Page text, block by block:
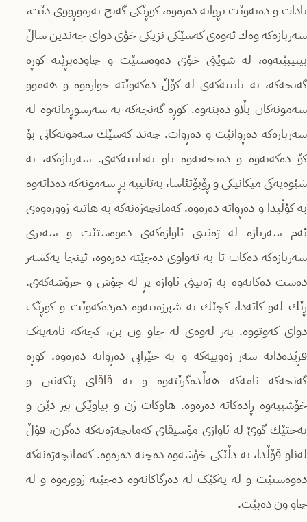
نادات و دەیەوێت بڕواتە دەرەوە، کوڕێکی گەنج بەرەوڕووی دێت،
سەربازەکە وەك ئەوەی کەسێكی نزیکی خۆی دوای چەندین ساڵ
بینیبێتەوە، لە شوێنی خۆی دەوەستێت و چاودەبڕێتە کوڕە
گەنجەکە، بە تانییەکەی لە کۆڵ دەکەوێتە خوارەوە و هەموو
سەمونەکان بڵاو دەبنەوە. کوڕە گەنجەکە بە سەرسوڕمانەوە لە
سەربازەکە دەڕوانێت و دەڕوات. چەند کەسێك سەمونەکانی بۆ
کۆ دەکەنەوە و دەیخەنەوە ناو بەتانییەکەی. سەربازەکە، بە
شێوەیەکی میکانیکی و ڕۆبۆتئاسا، بەتانییە پڕ سەمونەکە دەداتەوە
بە کۆڵیدا و دەڕواتە دەرەوە. کەمانچەژەنەکە بە هاتنە ژوورەوەی
ئەم سەربازە لە ژەنینی ئاوازەکەی دەوەستێت و سەیری
سەربازەکە دەکات تا بە تەواوی دەچێتە دەرەوە، ئینجا یه‌کسه‌ر
دەست دەکاتەوە بە ژەنینی ئاوازە پڕ لە جۆش و خرۆشەکەی.
ڕێك له‌و کاته‌دا، کچێك بە شپرزەییەوە دەردەکەوێت و کوڕێک
دوای کەوتووە. بەر لەوەی لە چاو ون بن، کچەکە نامەیەک
فڕێدەداتە سەر زەوییەکە و بە خێرایی دەڕواتە دەرەوە. کوڕە
گەنجەکە نامەکە هەڵدەگرێتەوە و بە قاقای پێکەنین و
خۆشییەوە ڕادەکاتە دەرەوە. هاوکات ژن و پیاوێکی پیر دێن و
نه‌ختێك گوێ لە ئاوازی مۆسیقای کەمانچەژەنەکە دەگرن، قۆڵ
لەناو قۆڵدا، بە دڵێکی خۆشەوە دەچنە دەرەوە. کەمانچەژەنەکە
دەوەستێت و لە یەکێک لە دەرگاکانەوە دەچێتە ژوورەوە و لە
چاو ون دەبێت.